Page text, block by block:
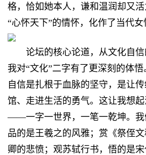
格，恰如她本人，谦和温润却又
“心怀天下”的情怀，化作了当代女
论坛的核心论道，从文化自
我对“文化”二字有了更深刻的体
自信是扎根于血脉的坚守，是让
馆、走进生活的勇气。这让我想
——一字一世界，一笔一乾坤。我
品的是王羲之的风雅；赏《祭侄
卿的悲愤；观苏轼行书，悟的是